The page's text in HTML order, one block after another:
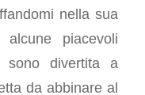
nella sua
piacevoli
sono divertita a
da abbinare al